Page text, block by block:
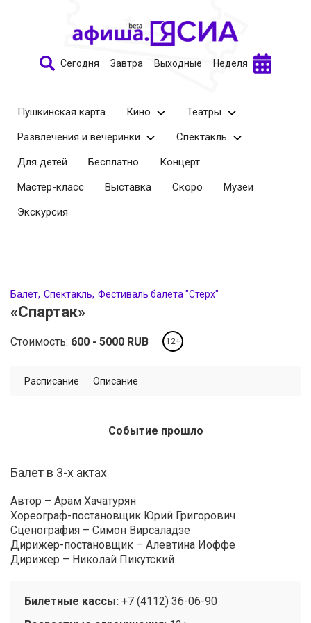
Сегодня Завтра Выходные Неделя
Пушкинская карта Кино
Театры
Развлечения и вечеринки
Спектакль
Для детей
Бесплатно
Концерт
Мастер-класс
Выставка Скоро
Музеи
Экскурсия
Балет Спектакль Фестиваль балета "Стерх"
«Спартак»
Стоимость: 600 5000 RUB 12+
Расписание Описание
Событие прошло
Балет в 3-х актах
Автор – Арам Хачатурян
Хореограф-постановщик Юрий Григорович
Сценография – Симон Вирсаладзе
Дирижер-постановщик – Алевтина Иоффе
Дирижер – Николай Пикутский
Билетные кассы: +7 (4112) 36-06-90